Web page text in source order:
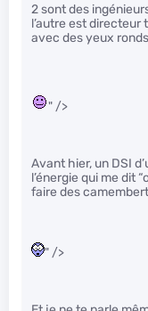
2 sont des
l’autre est directeur
avec des yeux
" />
Avant hier, un DSI
l’énergie qui me dit
faire des
" />